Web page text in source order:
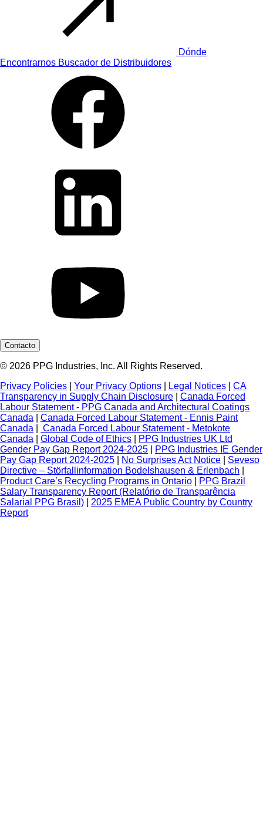
Dónde
Encontrarnos Buscador de Distribuidores
Contacto
© 2026 PPG Industries, Inc. All Rights Reserved.
Privacy Policies
Your Privacy Options Legal Notices
CA
Transparency in Supply Chain Disclosure
Canada Forced
Labour Statement - PPG Canada and Architectural Coatings
Canada
Canada Forced Labour Statement - Ennis Paint
Canada
Canada Forced Labour Statement - Metokote
Canada
Global Code of Ethics
PPG Industries UK Ltd
Gender Pay Gap Report 2024-2025
PPG Industries IE Gender
Pay Gap Report 2024-2025
No Surprises Act Notice
Seveso
Directive – Störfallinformation Bodelshausen & Erlenbach
Product Care’s Recycling Programs in Ontario
PPG Brazil
Salary Transparency Report (Relatório de Transparência
Salarial PPG Brasil)
2025 EMEA Public Country by Country
Report